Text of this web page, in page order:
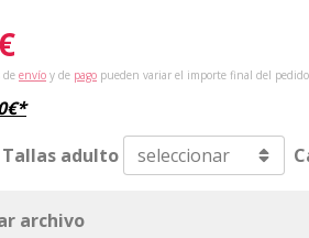
€
de envío y de pago pueden variar el importe final del
€*
adulto
archivo